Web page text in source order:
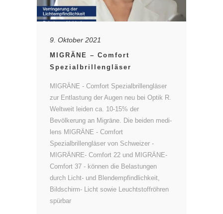
9. Oktober 2021
MIGRÄNE – Comfort
Spezialbrillengläser
MIGRÄNE - Comfort Spezialbrillengläser
zur Entlastung der Augen neu bei Optik R.
Weltweit leiden ca. 10-15% der
Bevölkerung an Migräne. Die beiden medi-
lens MIGRÄNE - Comfort
Spezialbrillengläser von Schweizer -
MIGRÄNRE- Comfort 22 und MIGRÄNE-
Comfort 37 - können die Belastungen
durch Licht- und Blendempfindlichkeit,
Bildschirm- Licht sowie Leuchtstoffröhren
spürbar